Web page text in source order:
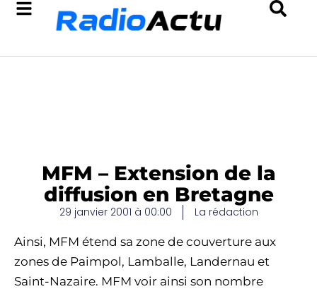
MFM – Extension de la
diffusion en Bretagne
29 janvier 2001 à 00:00 La rédaction
Ainsi, MFM étend sa zone de couverture aux
zones de Paimpol, Lamballe, Landernau et
Saint-Nazaire. MFM voir ainsi son nombre